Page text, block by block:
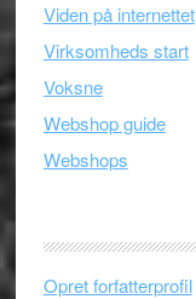
Viden på internettet
Virksomheds start
Voksne
Webshop guide
Webshops
Opret forfatterprofil